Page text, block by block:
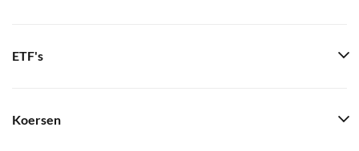
ETF's
Koersen